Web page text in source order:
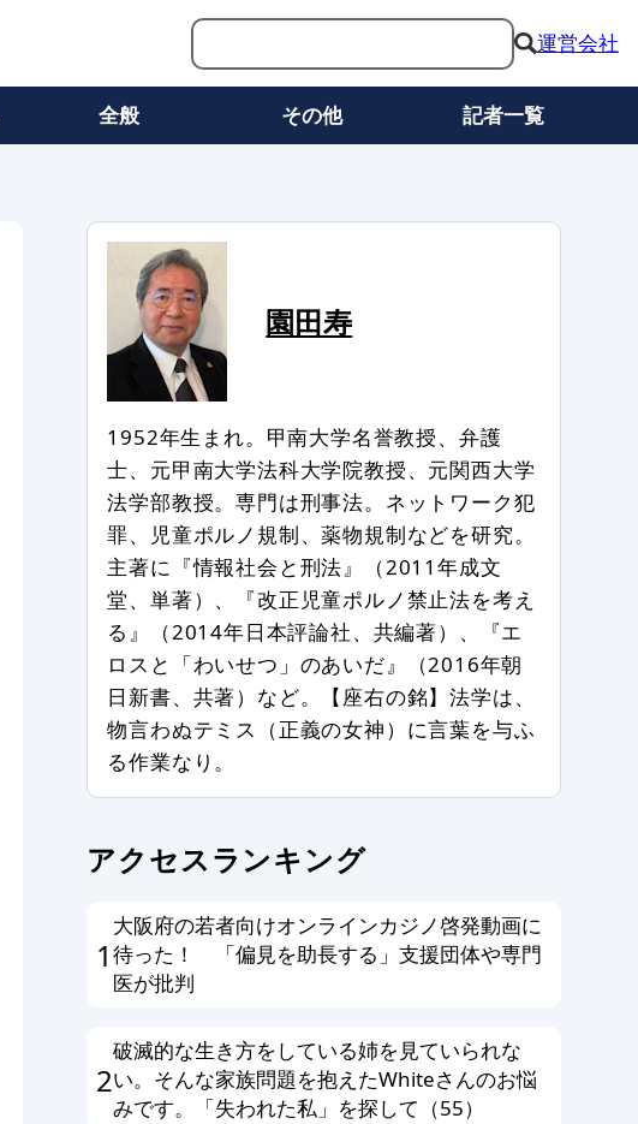
運営会社
全般 その他 記者一覧
園田寿
1952年生まれ。甲南大学名誉教授、弁護
士、元甲南大学法科大学院教授、元関西大学
法学部教授。専門は刑事法。ネットワーク犯
罪、児童ポルノ規制、薬物規制などを研究。
主著に『情報社会と刑法』（2011年成文
堂、単著）、『改正児童ポルノ禁止法を考え
る』（2014年日本評論社、共編著）、『エ
ロスと「わいせつ」のあいだ』（2016年朝
日新書、共著）など。【座右の銘】法学は、
物言わぬテミス（正義の女神）に言葉を与ふ
る作業なり。
アクセスランキング
1
大阪府の若者向けオンラインカジノ啓発動画に
待った！ 「偏見を助長する」支援団体や専門
医が批判
2
破滅的な生き方をしている姉を見ていられな
い。そんな家族問題を抱えたWhiteさんのお悩
みです。「失われた私」を探して（55）